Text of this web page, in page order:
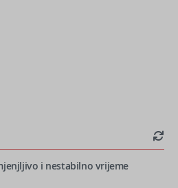
i nestabilno vrijeme